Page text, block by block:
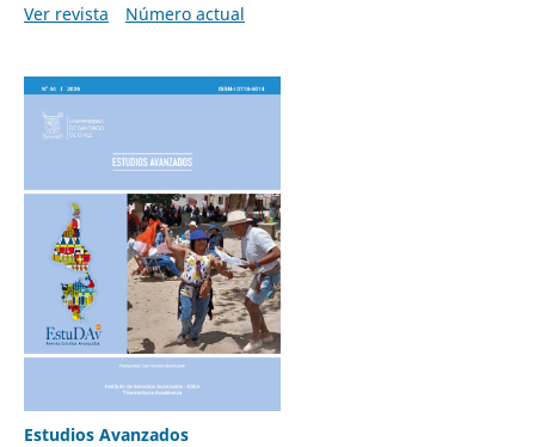
Ver revista
Número actual
Estudios Avanzados